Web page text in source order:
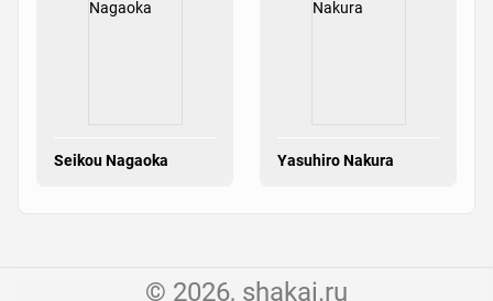
Seikou Nagaoka Yasuhiro Nakura
© 2026, shakai.ru